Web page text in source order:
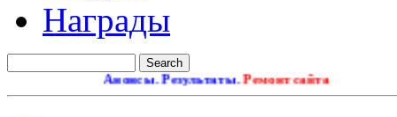
Награды
Анонсы. Результаты.Ремонт сайта